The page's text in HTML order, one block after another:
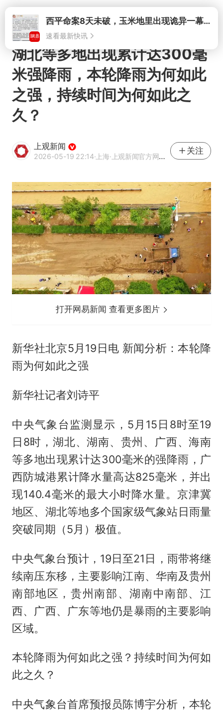
打开
湖北等多地出现累计达300毫
米强降雨，本轮降雨为何如此
之强，持续时间为何如此之
久？
上观新闻
2026-05-19 22:14·上海·上观新闻官方网易号
关注
打开网易新闻 查看更多图片
新华社北京5月19日电 新闻分析：本轮降
雨为何如此之强
新华社记者刘诗平
中央气象台监测显示，5月15日8时至19
日8时，湖北、湖南、贵州、广西、海南
等多地出现累计达300毫米的强降雨，广
西防城港累计降水量高达825毫米，并出
现140.4毫米的最大小时降水量。京津冀
地区、湖北等地多个国家级气象站日雨量
突破同期（5月）极值。
中央气象台预计，19日至21日，雨带将继
续南压东移，主要影响江南、华南及贵州
南部地区，贵州南部、湖南中南部、江
西、广西、广东等地仍是暴雨的主要影响
区域。
本轮降雨为何如此之强？持续时间为何如
此之久？
中央气象台首席预报员陈博宇分析，本轮